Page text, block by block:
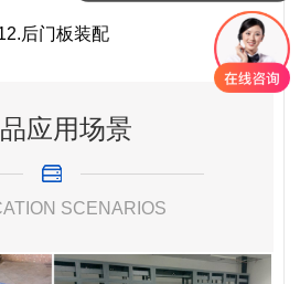
后门板装配
应用场景
SCENARIOS